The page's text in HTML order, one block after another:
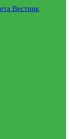
Вестник